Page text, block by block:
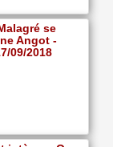
se
Angot -
09/2018